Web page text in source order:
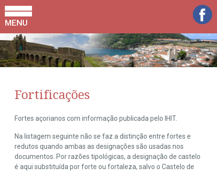
MENU
Fortificações
Fortes açorianos com informação publicada pelo IHIT.
Na listagem seguinte não se faz a distinção entre fortes e
redutos quando ambas as designações são usadas nos
documentos. Por razões tipológicas, a designação de castelo
é aqui substituída por forte ou fortaleza, salvo o Castelo de